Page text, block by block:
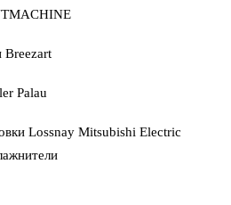
Breezart
Palau
Lossnay Mitsubishi Electric